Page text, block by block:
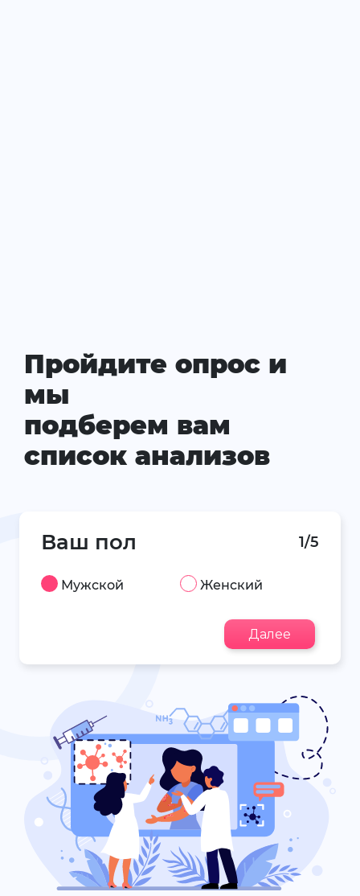
Пройдите опрос и
мы
подберем вам
список анализов
Ваш пол 1/5
Мужской Женский
Далее